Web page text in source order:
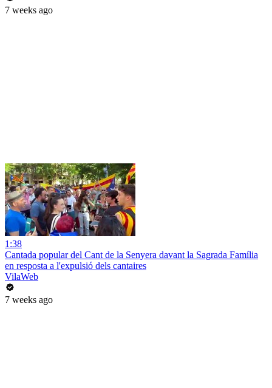
7 weeks ago
1:38
Cantada popular del Cant de la Senyera davant la Sagrada Família
en resposta a l'expulsió dels cantaires
VilaWeb
7 weeks ago